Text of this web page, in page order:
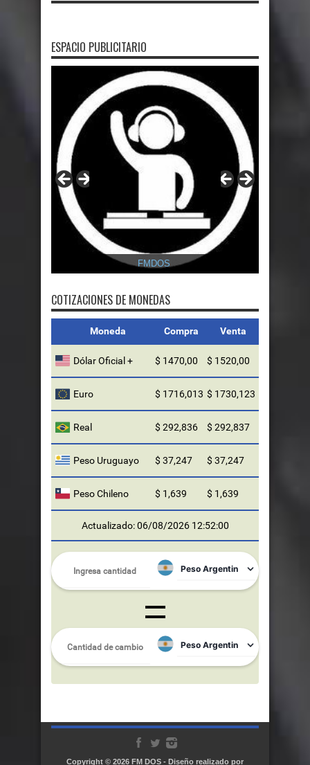
ESPACIO PUBLICITARIO
FMDOS
COTIZACIONES DE MONEDAS
Moneda Compra Venta
Dólar Oficial + $ 1470,00 $ 1520,00
Euro $ 1716,013 $ 1730,123
Real $ 292,836 $ 292,837
Peso Uruguayo $ 37,247 $ 37,247
Peso Chileno $ 1,639 $ 1,639
Actualizado: 06/08/2026 12:52:00
Copyright © 2026 FM DOS - Diseño realizado por